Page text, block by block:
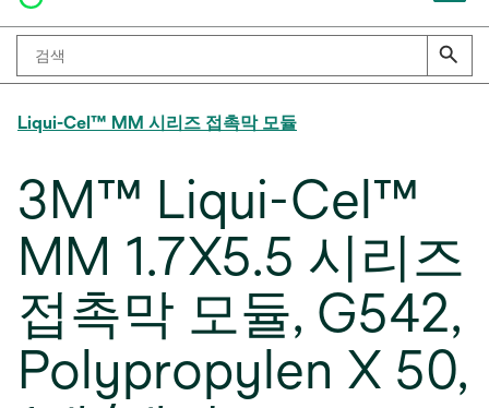
Liqui-Cel™ MM 시리즈 접촉막 모듈
3M™ Liqui-Cel™
MM 1.7X5.5 시리즈
접촉막 모듈, G542,
Polypropylen X 50,